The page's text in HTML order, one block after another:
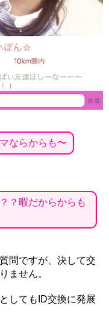
ならからも〜
？暇だからからも
問ですが、決して交
ません。
してもID交換に発展